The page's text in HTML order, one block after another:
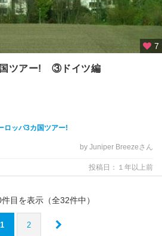
7
国ツアー! ③ドイツ編
ロッパ3カ国ツアー!
by Juniper Breezeさん
投稿日：１年以上前
件目を表示（全32件中）
1 2